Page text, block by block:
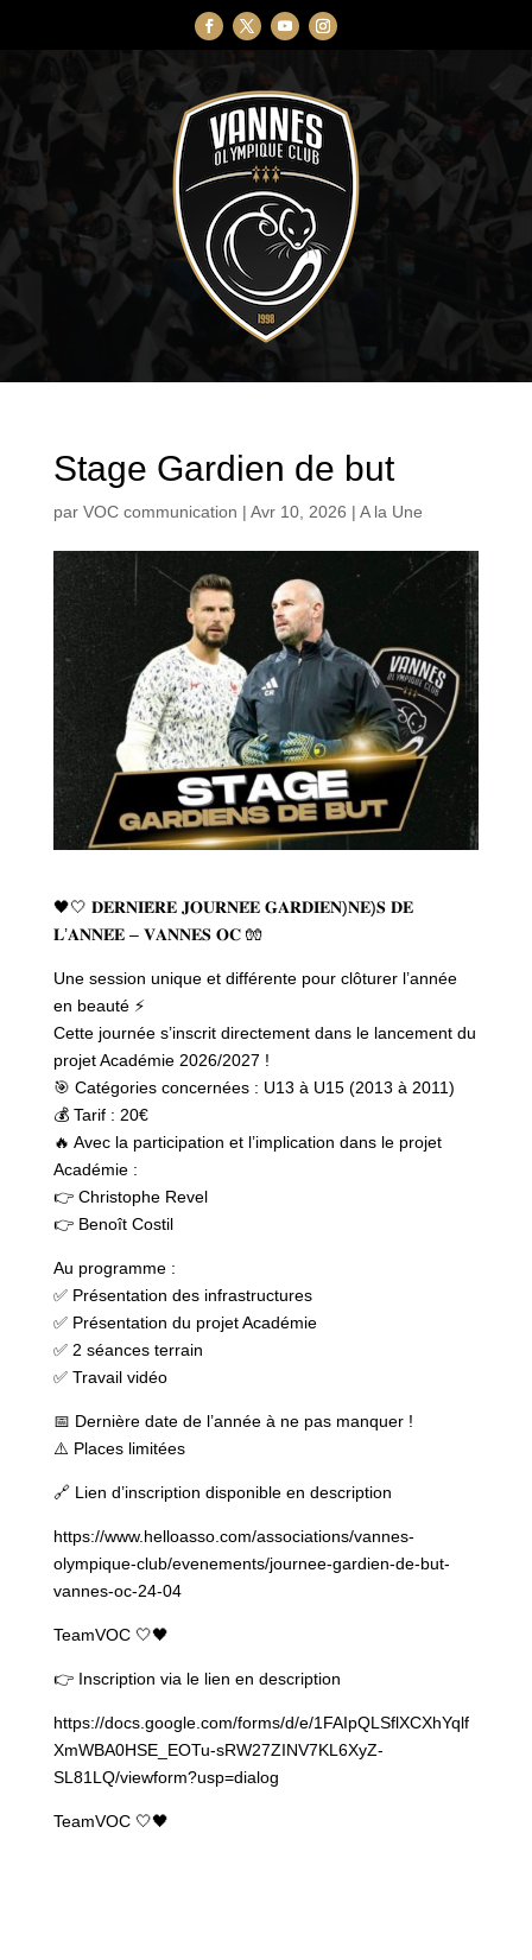
Stage Gardien de but
par VOC communication | Avr 10, 2026 | A la Une
🖤🤍 𝐃𝐄𝐑𝐍𝐈𝐄̀𝐑𝐄 𝐉𝐎𝐔𝐑𝐍𝐄́𝐄 𝐆𝐀𝐑𝐃𝐈𝐄𝐍)𝐍𝐄)𝐒 𝐃𝐄
𝐋’𝐀𝐍𝐍𝐄́𝐄 – 𝐕𝐀𝐍𝐍𝐄𝐒 𝐎𝐂 🧤
Une session unique et différente pour clôturer l’année
en beauté ⚡
Cette journée s’inscrit directement dans le lancement du
projet Académie 2026/2027 !
🎯 Catégories concernées : U13 à U15 (2013 à 2011)
💰 Tarif : 20€
🔥 Avec la participation et l’implication dans le projet
Académie :
👉 Christophe Revel
👉 Benoît Costil
Au programme :
✅ Présentation des infrastructures
✅ Présentation du projet Académie
✅ 2 séances terrain
✅ Travail vidéo
📅 Dernière date de l’année à ne pas manquer !
⚠️ Places limitées
🔗 Lien d’inscription disponible en description
https://www.helloasso.com/associations/vannes-
olympique-club/evenements/journee-gardien-de-but-
vannes-oc-24-04
TeamVOC 🤍🖤
👉 Inscription via le lien en description
https://docs.google.com/forms/d/e/1FAIpQLSflXCXhYqlf
XmWBA0HSE_EOTu-sRW27ZINV7KL6XyZ-
SL81LQ/viewform?usp=dialog
TeamVOC 🤍🖤